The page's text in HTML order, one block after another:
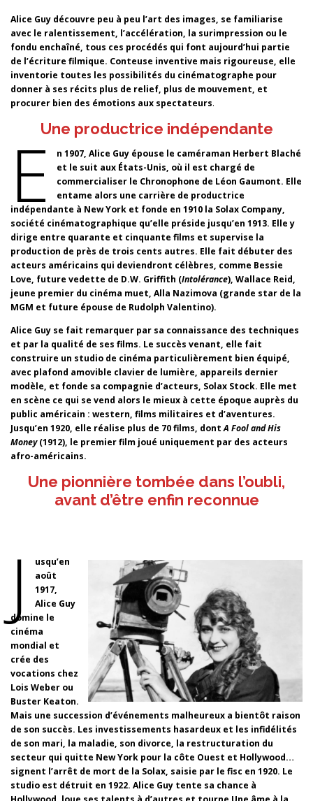
Alice Guy découvre peu à peu l’art des images, se familiarise
avec le ralentissement, l’accélération, la surimpression ou le
fondu enchaîné, tous ces procédés qui font aujourd’hui partie
de l’écriture filmique. Conteuse inventive mais rigoureuse, elle
inventorie toutes les possibilités du cinématographe pour
donner à ses récits plus de relief, plus de mouvement, et
procurer bien des émotions aux spectateurs.
Une productrice indépendante
E
n 1907, Alice Guy épouse le caméraman Herbert Blaché
et le suit aux États-Unis, où il est chargé de
commercialiser le Chronophone de Léon Gaumont. Elle
entame alors une carrière de productrice
indépendante à New York et fonde en 1910 la Solax Company,
société cinématographique qu’elle préside jusqu’en 1913. Elle y
dirige entre quarante et cinquante films et supervise la
production de près de trois cents autres. Elle fait débuter des
acteurs américains qui deviendront célèbres, comme Bessie
Love, future vedette de D.W. Griffith (Intolérance), Wallace Reid,
jeune premier du cinéma muet, Alla Nazimova (grande star de la
MGM et future épouse de Rudolph Valentino).
Alice Guy se fait remarquer par sa connaissance des techniques
et par la qualité de ses films. Le succès venant, elle fait
construire un studio de cinéma particulièrement bien équipé,
avec plafond amovible clavier de lumière, appareils dernier
modèle, et fonde sa compagnie d’acteurs, Solax Stock. Elle met
en scène ce qui se vend alors le mieux à cette époque auprès du
public américain : western, films militaires et d’aventures.
Jusqu’en 1920, elle réalise plus de 70 films, dontA Fool and His
Money(1912), le premier film joué uniquement par des acteurs
afro-américains.
Une pionnière tombée dans l’oubli,
avant d’être enfin reconnue
J
usqu’en
août
1917,
Alice Guy
domine le
cinéma
mondial et
crée des
vocations chez
Lois Weber ou
Buster Keaton.
Mais une succession d’événements malheureux a bientôt raison
de son succès. Les investissements hasardeux et les infidélités
de son mari, la maladie, son divorce, la restructuration du
secteur qui quitte New York pour la côte Ouest et Hollywood…
signent l’arrêt de mort de la Solax, saisie par le fisc en 1920. Le
studio est détruit en 1922. Alice Guy tente sa chance à